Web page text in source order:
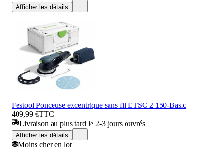
Afficher les détails
Festool Ponceuse excentrique sans fil ETSC 2 150-Basic
409,99 €TTC
Livraison au plus tard le 2-3 jours ouvrés
Afficher les détails
Moins cher en lot